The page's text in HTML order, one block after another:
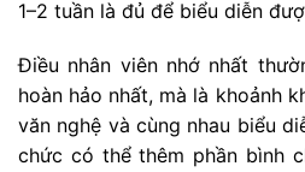
1–2 tuần là đủ để biểu diễn
Điều nhân viên nhớ nhất
hoàn hảo nhất, mà là khoảnh
văn nghệ và cùng nhau biểu
chức có thể thêm phần bình